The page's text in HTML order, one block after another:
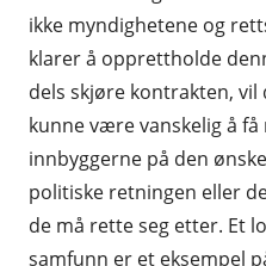
ikke myndighetene og
klarer å opprettholde
dels skjøre kontrakten, vil
kunne være vanskelig å få
innbyggerne på den
politiske retningen eller
de må rette seg etter. Et
samfunn er et eksempel